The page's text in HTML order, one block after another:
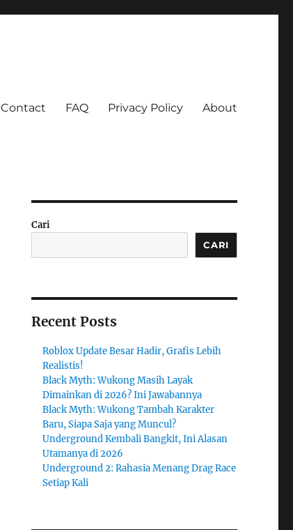
Contact FAQ Privacy Policy About
Cari
CARI
Recent Posts
Roblox Update Besar Hadir, Grafis Lebih
Realistis!
Black Myth: Wukong Masih Layak
Dimainkan di 2026? Ini Jawabannya
Black Myth: Wukong Tambah Karakter
Baru, Siapa Saja yang Muncul?
Underground Kembali Bangkit, Ini Alasan
Utamanya di 2026
Underground 2: Rahasia Menang Drag Race
Setiap Kali